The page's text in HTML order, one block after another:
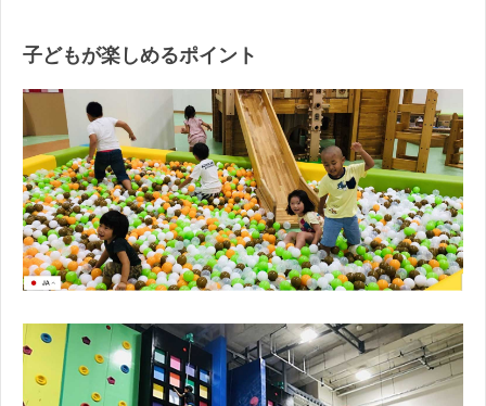
子どもが楽しめるポイント